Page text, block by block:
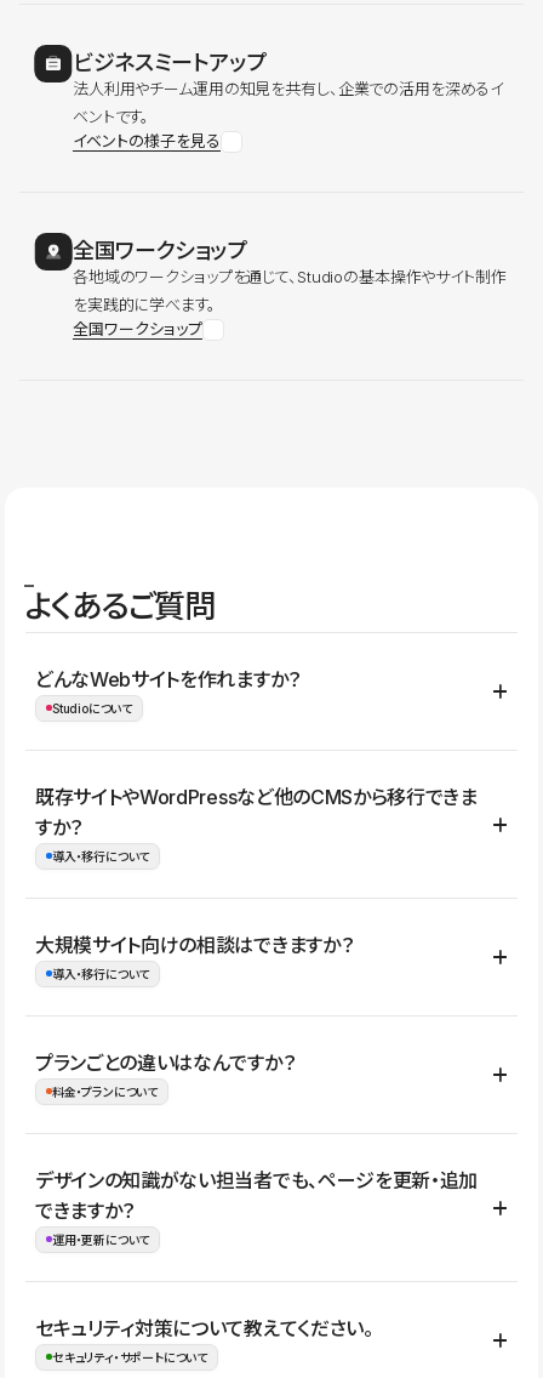
ビジネスミートアップ
法人利用やチーム運用の知見を共有し、企業での活用を深めるイ
ベントです。
イベントの様子を見る
全国ワークショップ
各地域のワークショップを通じて、Studioの基本操作やサイト制作
を実践的に学べます。
全国ワークショップ
よくあるご質問
どんなWebサイトを作れますか？
Studioについて
コーポレートサイト、サービスサイト、LP、採用サイト、ブロ
グ・メディア、イベントサイト、店舗・商品紹介サイト、ポートフ
ォリオなど幅広く制作できます。
既存サイトやWordPressなど他のCMSから移行できま
すか？
導入・移行について
はい。既存サイトの構成やコンテンツ、URLを整理したうえで、
Studio上に再構築する形で移行できます。 WordPressの場合は、
イト全体のデザインや設定がそのまま移行されるわけではないた
め、移行後にページ構成やデザイン、CMS設計、URL・リダイレク
大規模サイト向けの相談はできますか？
導入・移行について
はい。アクセス規模が大きいサイトや、複数部門での運用、権限管
理、セキュリティ確認、既存システムとの連携など、個別の要件が
ない段階でも、お問い合わせください。
お問合せはこちら
プランごとの違いはなんですか？
料金・プランについて
公開ページ数、バージョン履歴の期間、CMS利用数の上限、権限
管理の有無などがプランごとに異なります。詳しくは料金プランペ
ージをご覧ください。
デザインの知識がない担当者でも、ページを更新・追加
できますか？
運用・更新について
はい。CMSやコンポーネントを活用して更新範囲を設計しておく
ことで、デザインを崩しにくい状態で運用できます。 さらにコン
セキュリティ対策について教えてください。
セキュリティ・サポートについて